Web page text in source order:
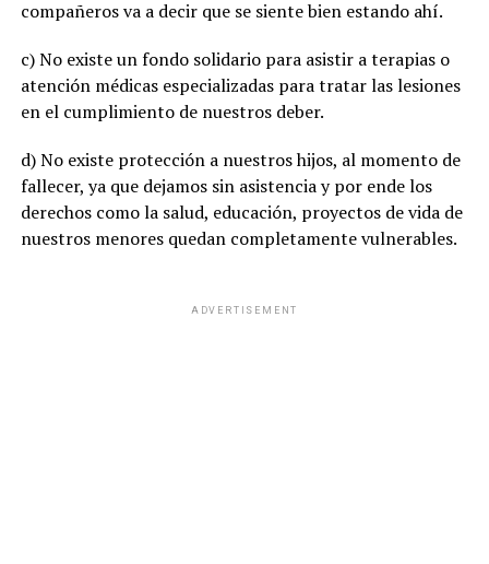
compañeros va a decir que se siente bien estando ahí.
c) No existe un fondo solidario para asistir a terapias o
atención médicas especializadas para tratar las lesiones
en el cumplimiento de nuestros deber.
d) No existe protección a nuestros hijos, al momento de
fallecer, ya que dejamos sin asistencia y por ende los
derechos como la salud, educación, proyectos de vida de
nuestros menores quedan completamente vulnerables.
ADVERTISEMENT